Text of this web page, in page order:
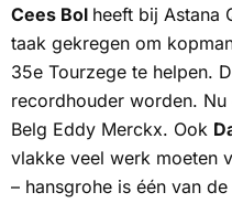
Cees Bol heeft bij Astana
taak gekregen om
35e Tourzege te helpen.
recordhouder worden.
Belg Eddy Merckx. Ook
vlakke veel werk moeten
– hansgrohe is één van